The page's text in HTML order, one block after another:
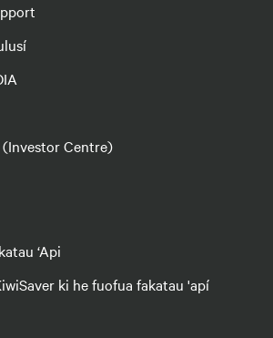
(Investor Centre)
‘Api
ki he fuofua fakatau 'apí